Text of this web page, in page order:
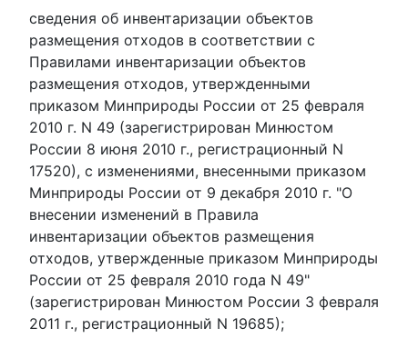
сведения об инвентаризации объектов
размещения отходов в соответствии с
Правилами инвентаризации объектов
размещения отходов, утвержденными
приказом Минприроды России от 25 февраля
2010 г. N 49 (зарегистрирован Минюстом
России 8 июня 2010 г., регистрационный N
17520), с изменениями, внесенными приказом
Минприроды России от 9 декабря 2010 г. "О
внесении изменений в Правила
инвентаризации объектов размещения
отходов, утвержденные приказом Минприроды
России от 25 февраля 2010 года N 49"
(зарегистрирован Минюстом России 3 февраля
2011 г., регистрационный N 19685);